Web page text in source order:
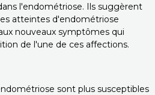
l'endométriose. Ils suggèrent
atteintes d'endométriose
nouveaux symptômes qui
de l'une de ces affections.
sont plus susceptibles